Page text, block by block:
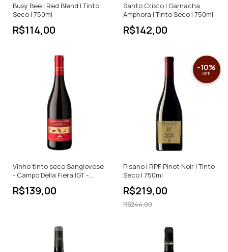
Busy Bee | Red Blend | Tinto
Seco | 750ml
R$114,00
Santo Cristo | Garnacha
Amphora | Tinto Seco | 750ml
R$142,00
Vinho tinto seco Sangiovese
- Campo Della Fiera IGT -
750ml
R$139,00
Pisano | RPF Pinot Noir | Tinto
Seco | 750ml
R$219,00
-10%
OFF
R$244,00